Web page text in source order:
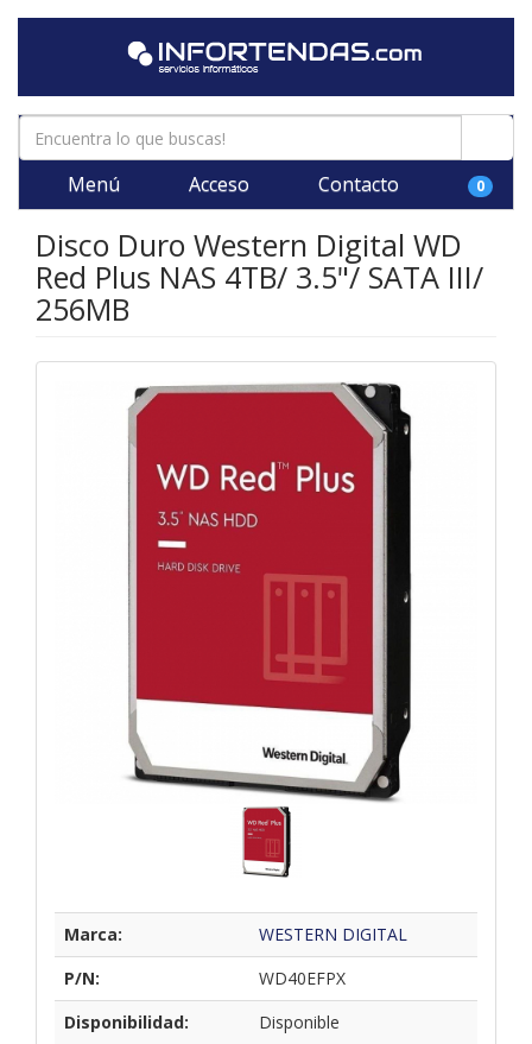
Menú Acceso Contacto 0
Disco Duro Western Digital WD
Red Plus NAS 4TB/ 3.5"/ SATA III/
256MB
Marca:
WESTERN DIGITAL
P/N:
WD40EFPX
Disponibilidad:
Disponible